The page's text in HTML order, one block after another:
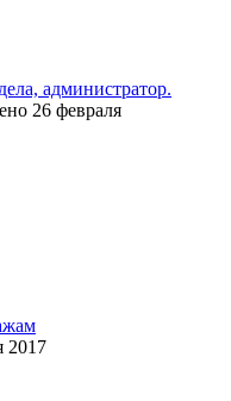
администратор.
26 февраля
2017